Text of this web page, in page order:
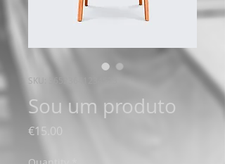
SKU: 36523641234523
Sou um produto
€15.00